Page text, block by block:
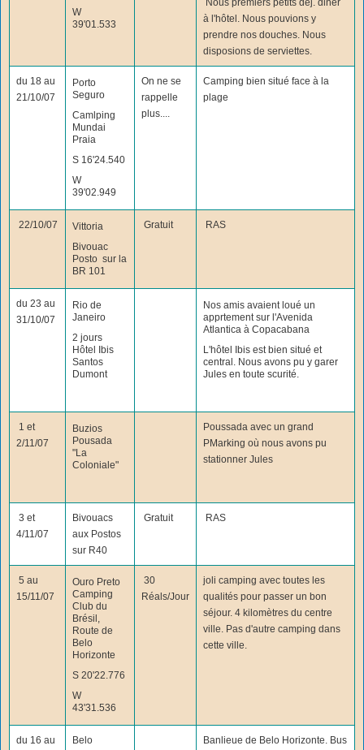
W
39'01.533
Nous premiers petits déj. diner
à l'hôtel. Nous pouvions y
prendre nos douches. Nous
disposions de serviettes.
du 18 au
21/10/07
Porto
Seguro
Camlping
Mundai
Praia
S 16'24.540
W
39'02.949
On ne se
rappelle
plus....
Camping bien situé face à la
plage
22/10/07
Vittoria
Bivouac
Posto sur la
BR 101
Gratuit RAS
du 23 au
31/10/07
Rio de
Janeiro
2 jours
Hôtel Ibis
Santos
Dumont
Nos amis avaient loué un
apprtement sur l'Avenida
Atlantica à Copacabana
L'hôtel Ibis est bien situé et
central. Nous avons pu y garer
Jules en toute scurité.
1 et
2/11/07
Buzios
Pousada
"La
Coloniale"
Poussada avec un grand
PMarking où nous avons pu
stationner Jules
3 et
4/11/07
Bivouacs
aux Postos
sur R40
Gratuit RAS
5 au
15/11/07
Ouro Preto
Camping
Club du
Brésil,
Route de
Belo
Horizonte
S 20'22.776
W
43'31.536
30
Réals/Jour
joli camping avec toutes les
qualités pour passer un bon
séjour. 4 kilomètres du centre
ville. Pas d'autre camping dans
cette ville.
du 16 au
Belo
Banlieue de Belo Horizonte. Bus